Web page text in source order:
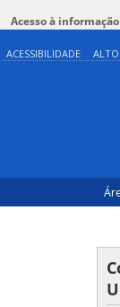
Acesso à informação
ACESSIBILIDADE